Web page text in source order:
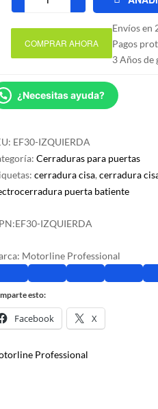
Cerradura
Motorline
EF30
cantidad
COMPRAR AHORA
Envíos en
Pagos
3 Años de
¿Necesitas ayuda?
EF30-IZQUIERDA
Cerraduras para puertas
cerradura cisa, cerradura
puerta batiente
EF30-IZQUIERDA
Motorline Professional
esto:
Facebook X
Professional